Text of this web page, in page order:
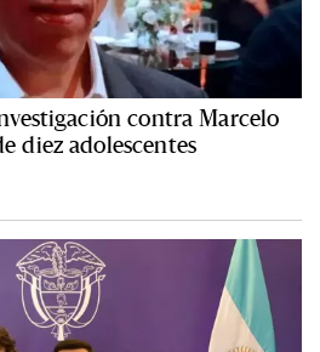
contra Marcelo
diez adolescentes